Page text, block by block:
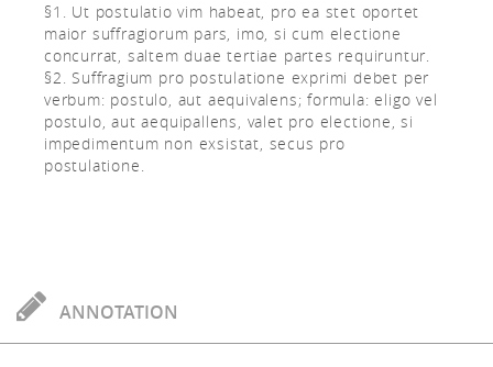
§1. Ut postulatio vim habeat, pro ea stet oportet
maior suffragiorum pars, imo, si cum electione
concurrat, saltem duae tertiae partes requiruntur.
§2. Suffragium pro postulatione exprimi debet per
verbum: postulo, aut aequivalens; formula: eligo vel
postulo, aut aequipallens, valet pro electione, si
impedimentum non exsistat, secus pro
postulatione.
ANNOTATION